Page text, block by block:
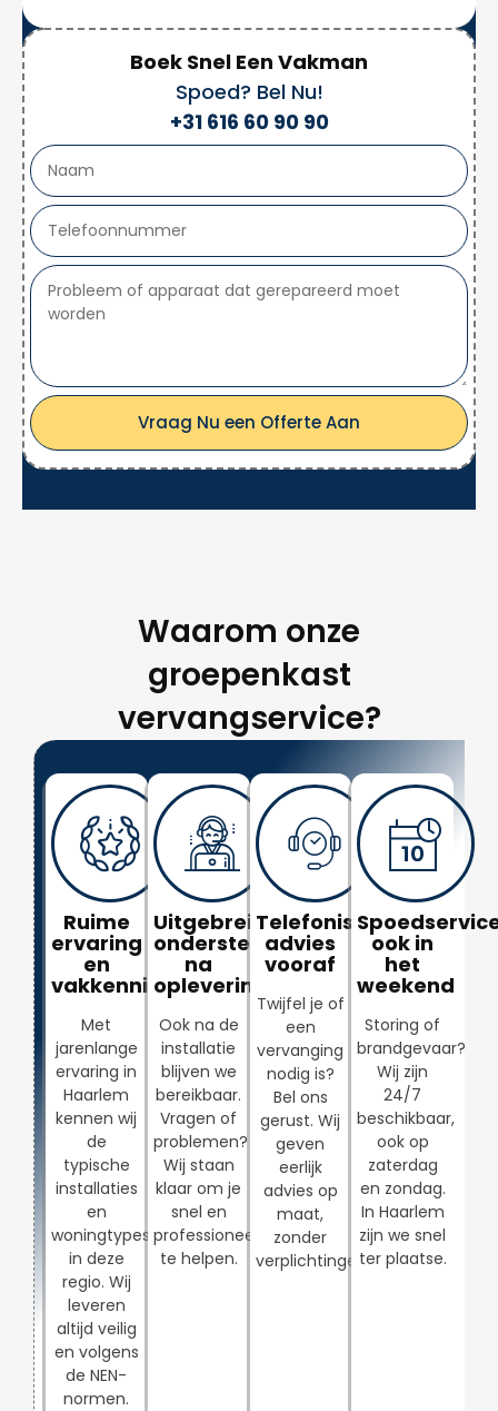
Boek Snel Een Vakman
Spoed? Bel Nu!
+31 616 60 90 90
Vraag Nu een Offerte Aan
Waarom onze
groepenkast
vervangservice?
Ruime
ervaring
en
vakkennis
Met
jarenlange
ervaring in
Haarlem
kennen wij
de
typische
installaties
en
woningtypes
in deze
regio. Wij
leveren
altijd veilig
en volgens
de NEN-
normen.
Uitgebreide
ondersteuning
na
oplevering
Ook na de
installatie
blijven we
bereikbaar.
Vragen of
problemen?
Wij staan
klaar om je
snel en
professioneel
te helpen.
Telefonisch
advies
vooraf
Twijfel je of
een
vervanging
nodig is?
Bel ons
gerust. Wij
geven
eerlijk
advies op
maat,
zonder
verplichtingen.
ook in
het
weekend
Storing of
brandgevaar?
Wij zijn
24/7
beschikbaar,
ook op
zaterdag
en zondag.
In Haarlem
zijn we snel
ter plaatse.